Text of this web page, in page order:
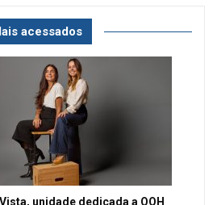
acessados
unidade dedicada a OOH